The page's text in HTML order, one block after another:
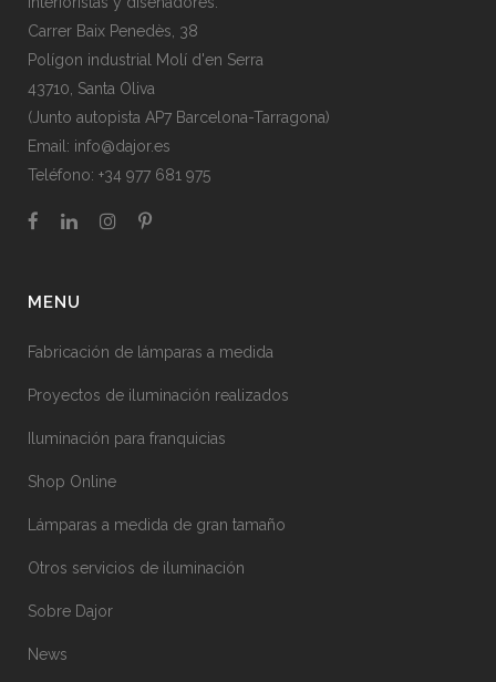
Carrer Baix Penedès, 38
Polígon industrial Molí d'en Serra
43710, Santa Oliva
(Junto autopista AP7 Barcelona-Tarragona)
Email: info@dajor.es
Teléfono: +34 977 681 975
MENU
Fabricación de lámparas a medida
Proyectos de iluminación realizados
Iluminación para franquicias
Shop Online
Lámparas a medida de gran tamaño
Otros servicios de iluminación
Sobre Dajor
News